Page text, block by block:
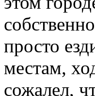
просто
местам,
сожалел,